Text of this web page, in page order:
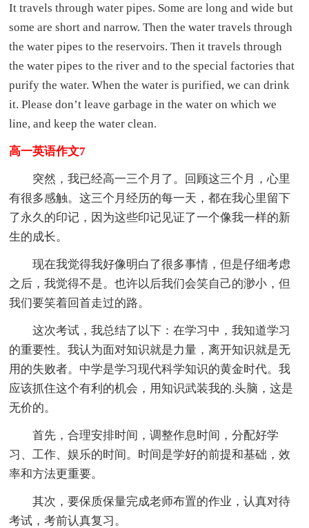
It travels through water pipes. Some are long and wide but
some are short and narrow. Then the water travels through
the water pipes to the reservoirs. Then it travels through
the water pipes to the river and to the special factories that
purify the water. When the water is purified, we can drink
it. Please don’t leave garbage in the water on which we
line, and keep the water clean.
高一英语作文7
突然，我已经高一三个月了。回顾这三个月，心里
有很多感触。这三个月经历的每一天，都在我心里留下
了永久的印记，因为这些印记见证了一个像我一样的新
生的成长。
现在我觉得我好像明白了很多事情，但是仔细考虑
之后，我觉得不是。也许以后我们会笑自己的渺小，但
我们要笑着回首走过的路。
这次考试，我总结了以下：在学习中，我知道学习
的重要性。我认为面对知识就是力量，离开知识就是无
用的失败者。中学是学习现代科学知识的黄金时代。我
应该抓住这个有利的机会，用知识武装我的.头脑，这是
无价的。
首先，合理安排时间，调整作息时间，分配好学
习、工作、娱乐的时间。时间是学好的前提和基础，效
率和方法更重要。
其次，要保质保量完成老师布置的作业，认真对待
考试，考前认真复习。